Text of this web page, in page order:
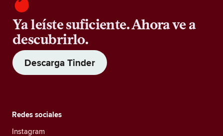
Ya leíste suficiente. Ahora ve a
descubrirlo.
Descarga Tinder
Redes sociales
Instagram